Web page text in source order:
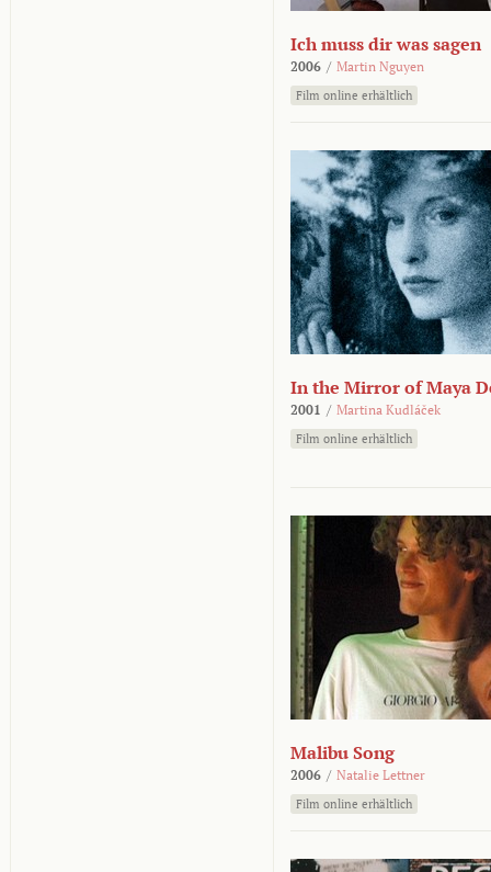
Ich muss dir was sagen
2006 / Martin Nguyen
Film online erhältlich
In the Mirror of Maya
2001 / Martina Kudláček
Film online erhältlich
Malibu Song
2006 / Natalie Lettner
Film online erhältlich